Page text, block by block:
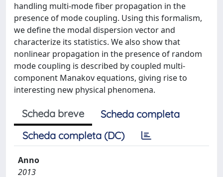
handling multi-mode fiber propagation in the
presence of mode coupling. Using this formalism,
we define the modal dispersion vector and
characterize its statistics. We also show that
nonlinear propagation in the presence of random
mode coupling is described by coupled multi-
component Manakov equations, giving rise to
interesting new physical phenomena.
Scheda breve
Scheda completa
Scheda completa (DC)
Anno
2013